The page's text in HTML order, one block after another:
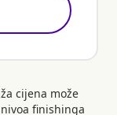
cijena može
finishinga